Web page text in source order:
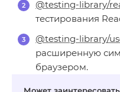
@testing-library/
тестирования
@testing-library/
расширенную
браузером.